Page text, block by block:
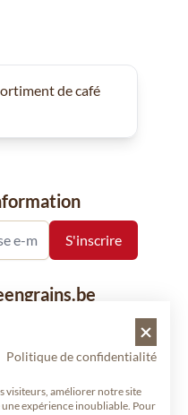
de café
de renommée
tels que le café,
moulu et les
Politique de confidentialité
visiteurs, améliorer notre site
expérience inoubliable. Pour